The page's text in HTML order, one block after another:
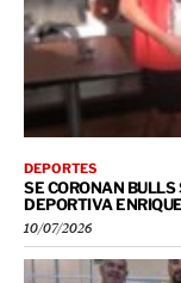
DEPORTES
SE CORONAN
DEPORTIVA
10/07/2026